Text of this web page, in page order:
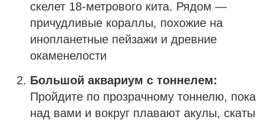
скелет 18-метрового кита. Рядом —
причудливые кораллы, похожие на
инопланетные пейзажи и древние
окаменелости
Большой аквариум с тоннелем:
Пройдите по прозрачному тоннелю, пока
над вами и вокруг плавают акулы, скаты